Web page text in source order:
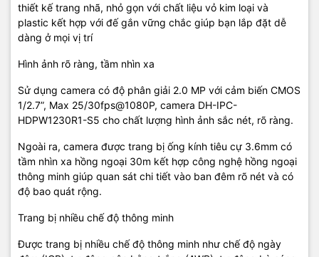
thiết kế trang nhã, nhỏ gọn với chất liệu vỏ kim loại và
plastic kết hợp với đế gắn vững chắc giúp bạn lắp đặt dễ
dàng ở mọi vị trí
Hình ảnh rõ ràng, tầm nhìn xa
Sử dụng camera có độ phân giải 2.0 MP với cảm biến CMOS
1/2.7”, Max 25/30fps@1080P, camera DH-IPC-
HDPW1230R1-S5 cho chất lượng hình ảnh sắc nét, rõ ràng.
Ngoài ra, camera được trang bị ống kính tiêu cự 3.6mm có
tầm nhìn xa hồng ngoại 30m kết hợp công nghệ hồng ngoại
thông minh giúp quan sát chi tiết vào ban đêm rõ nét và có
độ bao quát rộng.
Trang bị nhiều chế độ thông minh
Được trang bị nhiều chế độ thông minh như chế độ ngày